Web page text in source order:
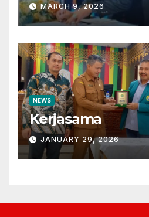
MARCH 9, 2026
NEWS
Kerjasama
JANUARY 29, 2026